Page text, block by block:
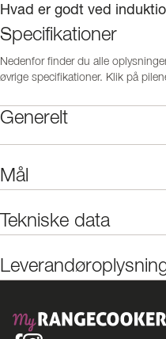
Hvad er godt ved
Specifikationer
Nedenfor finder du alle
øvrige specifikationer. Klik på
Generelt
Mål
Tekniske data